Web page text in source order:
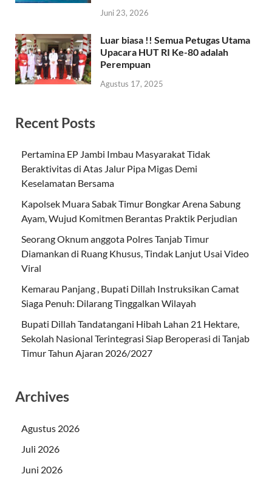
Juni 23, 2026
Luar biasa !! Semua Petugas Utama
Upacara HUT RI Ke-80 adalah
Perempuan
Agustus 17, 2025
Recent Posts
Pertamina EP Jambi Imbau Masyarakat Tidak
Beraktivitas di Atas Jalur Pipa Migas Demi
Keselamatan Bersama
Kapolsek Muara Sabak Timur Bongkar Arena Sabung
Ayam, Wujud Komitmen Berantas Praktik Perjudian
Seorang Oknum anggota Polres Tanjab Timur
Diamankan di Ruang Khusus, Tindak Lanjut Usai Video
Viral
Kemarau Panjang , Bupati Dillah Instruksikan Camat
Siaga Penuh: Dilarang Tinggalkan Wilayah
Bupati Dillah Tandatangani Hibah Lahan 21 Hektare,
Sekolah Nasional Terintegrasi Siap Beroperasi di Tanjab
Timur Tahun Ajaran 2026/2027
Archives
Agustus 2026
Juli 2026
Juni 2026